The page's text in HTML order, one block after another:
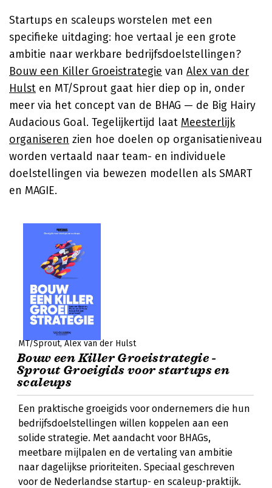
Startups en scaleups worstelen met een
specifieke uitdaging: hoe vertaal je een grote
ambitie naar werkbare bedrijfsdoelstellingen?
Bouw een Killer Groeistrategie van Alex van der
Hulst en MT/Sprout gaat hier diep op in, onder
meer via het concept van de BHAG — de Big Hairy
Audacious Goal. Tegelijkertijd laat Meesterlijk
organiseren zien hoe doelen op organisatieniveau
worden vertaald naar team- en individuele
doelstellingen via bewezen modellen als SMART
en MAGIE.
MT/Sprout Alex van der Hulst
Bouw een Killer Groeistrategie -
Sprout Groeigids voor startups en
scaleups
Een praktische groeigids voor ondernemers die hun
bedrijfsdoelstellingen willen koppelen aan een
solide strategie. Met aandacht voor BHAGs,
meetbare mijlpalen en de vertaling van ambitie
naar dagelijkse prioriteiten. Speciaal geschreven
voor de Nederlandse startup- en scaleup-praktijk.